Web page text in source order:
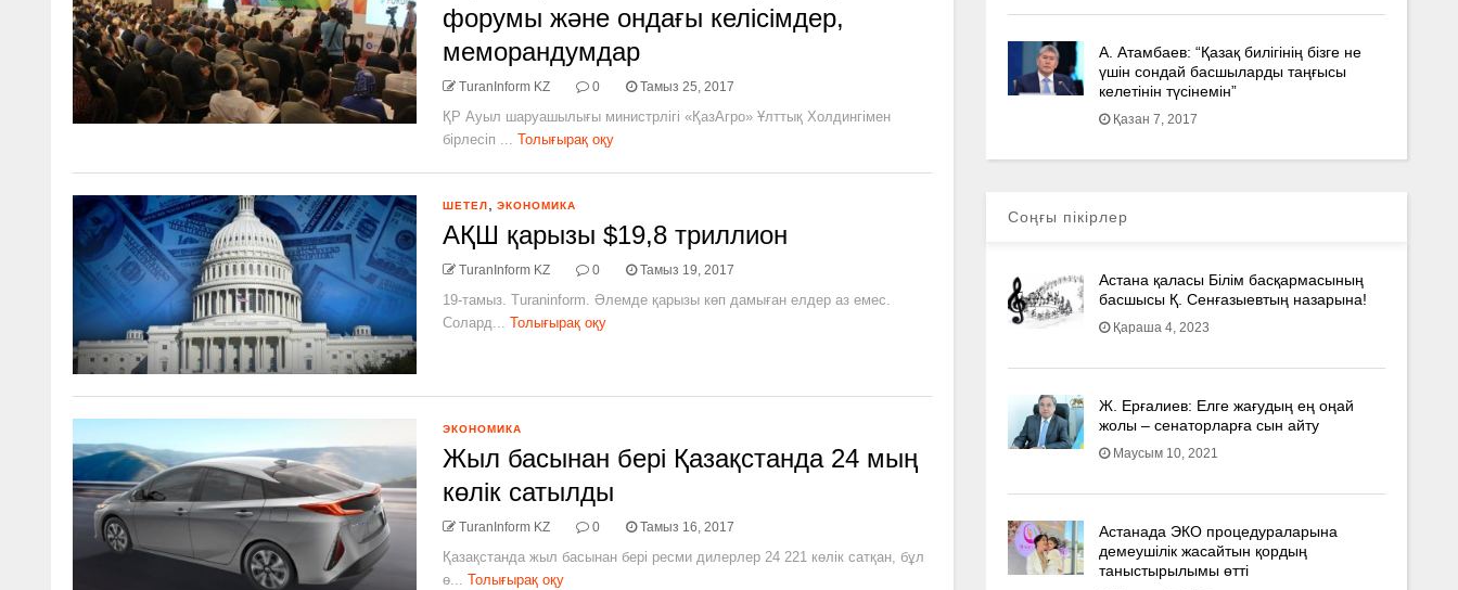
форумы және ондағы келісімдер,
меморандумдар
TuranInform KZ 0 Тамыз 25, 2017
ҚР Ауыл шаруашылығы министрлігі «ҚазАгро» Ұлттық Холдингімен
бірлесіп ... Толығырақ оқу
ШЕТЕЛ ЭКОНОМИКА
АҚШ қарызы $19,8 триллион
TuranInform KZ 0 Тамыз 19, 2017
19-тамыз. Turaninform. Әлемде қарызы көп дамыған елдер аз емес.
Солард... Толығырақ оқу
ЭКОНОМИКА
Жыл басынан бері Қазақстанда 24 мың
көлік сатылды
TuranInform KZ 0 Тамыз 16, 2017
Қазақстанда жыл басынан бері ресми дилерлер 24 221 көлік сатқан, бұл
ө... Толығырақ оқу
А. Атамбаев: “Қазақ билігінің бізге не
үшін сондай басшыларды таңғысы
келетінін түсінемін”
Қазан 7, 2017
Соңғы пікірлер
Астана қаласы Білім басқармасының
басшысы Қ. Сенғазыевтың назарына!
Қараша 4, 2023
Ж. Ерғалиев: Елге жағудың ең оңай
жолы – сенаторларға сын айту
Маусым 10, 2021
Астанада ЭКО процедураларына
демеушілік жасайтын қордың
таныстырылымы өтті